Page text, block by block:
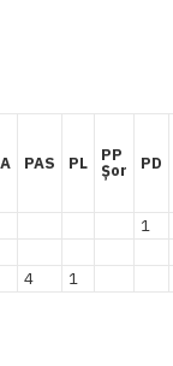
PAS PL PP
Șor PD
1
4 1